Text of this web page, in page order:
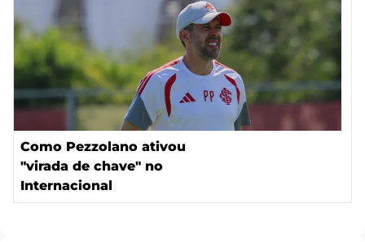
Como Pezzolano ativou
"virada de chave" no
Internacional